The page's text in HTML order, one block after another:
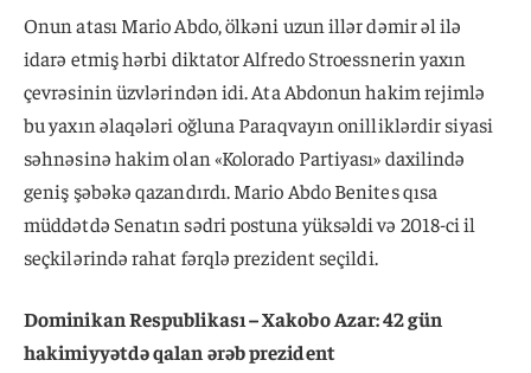
Onun atası Mario Abdo, ölkəni uzun illər dəmir əl ilə
idarə etmiş hərbi diktator Alfredo Stroessnerin yaxın
çevrəsinin üzvlərindən idi. Ata Abdonun hakim rejimlə
bu yaxın əlaqələri oğluna Paraqvayın onilliklərdir siyasi
səhnəsinə hakim olan «Kolorado Partiyası» daxilində
geniş şəbəkə qazandırdı. Mario Abdo Benites qısa
müddətdə Senatın sədri postuna yüksəldi və 2018-ci il
seçkilərində rahat fərqlə prezident seçildi.
Dominikan Respublikası – Xakobo Azar: 42 gün
hakimiyyətdə qalan ərəb prezident